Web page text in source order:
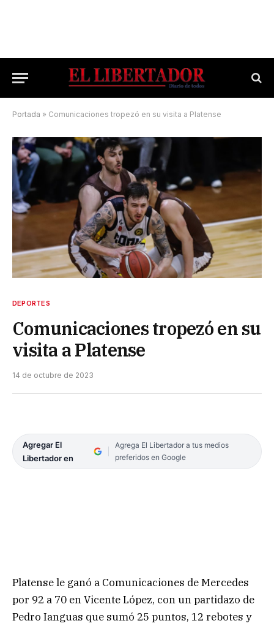
Portada » Comunicaciones tropezó en su visita a Platense
DEPORTES
Comunicaciones tropezó en su
visita a Platense
14 de octubre de 2023
Agregar El
Libertador en
Agrega El Libertador a tus medios
preferidos en Google
Platense le ganó a Comunicaciones de Mercedes
por 92 a 70 en Vicente López, con un partidazo de
Pedro Ianguas que sumó 25 puntos, 12 rebotes y